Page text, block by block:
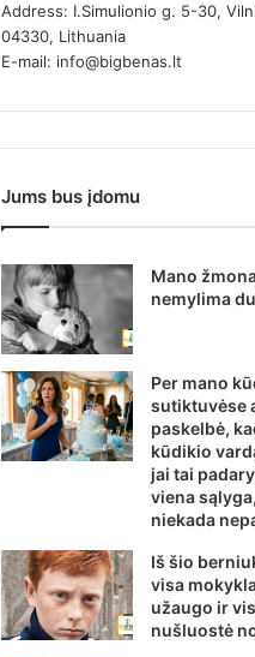
Address: I.Simulionio g. 5-30,
04330, Lithuania
E-mail: info@bigbenas.lt
Jums bus įdomu
Mano
nemylima
Per mano
sutiktuvėse
paskelbė,
kūdikio
jai tai
viena
niekada
Iš šio
visa
užaugo ir
nušluostė